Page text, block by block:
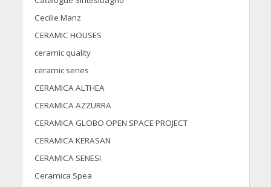
Cecilie Manz
CERAMIC HOUSES
ceramic quality
ceramic series
CERAMICA ALTHEA
CERAMICA AZZURRA
CERAMICA GLOBO OPEN SPACE PROJECT
CERAMICA KERASAN
CERAMICA SENESI
Ceramica Spea